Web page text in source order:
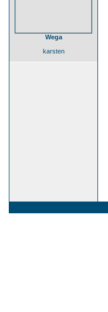
Wega
karsten